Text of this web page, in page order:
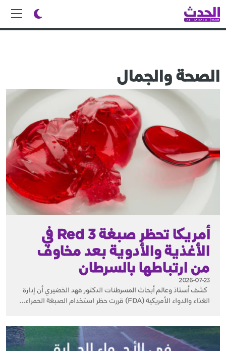
الصحة والجمال
أمريكا تحظر صبغة Red 3 في
الأغذية والأدوية بعد مخاوف
من ارتباطها بالسرطان
2026-07-23
كشف أستاذ وعالم أبحاث المسرطنات الدكتور فهد الخضيري أن إدارة
الغذاء والدواء الأمريكية (FDA) قررت حظر استخدام الصبغة الحمراء...